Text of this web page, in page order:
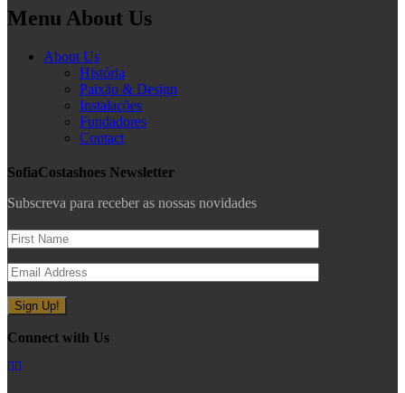
Menu About Us
About Us
História
Paixão & Design
Instalações
Fundadores
Contact
SofiaCostashoes Newsletter
Subscreva para receber as nossas novidades
Connect with Us